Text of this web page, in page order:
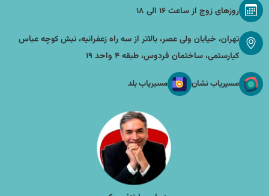
روزهای زوج از ساعت ۱۶ الی ۱۸
تهران، خیابان ولی عصر، بالاتر از سه راه زعفرانیه، نبش کوچه عباس
کیارستمی، ساختمان فردوس، طبقه ۴ واحد ۱۹
مسیر‌یاب نشان مسیر‌یاب بلد